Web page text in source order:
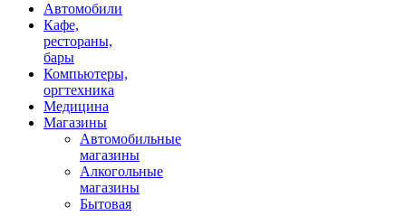
Автомобили
Кафе,
рестораны,
бары
Компьютеры,
оргтехника
Медицина
Магазины
Автомобильные
магазины
Алкогольные
магазины
Бытовая